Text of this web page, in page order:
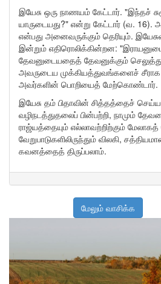
இயேசு ஒரு நாணயம் கேட்டார். "இந்தச்
யாருடையது?" என்று கேட்டார் (வ. 16).
என்பது அனைவருக்கும் தெரியும்.
இன்றும் எதிரொலிக்கின்றன:
தேவனுடையதைத் தேவனுக்கும்
அவருடைய முக்கியத்துவங்களைச் சீராக
அவர்களின் பொறியைத் மேற்கொண்டார்.
இயேசு தம் பிதாவின் சித்தத்தைச்
வழிநடத்துதலைப் பின்பற்றி, நாமும்
ராஜ்யத்தையும் எல்லாவற்றிற்கும் மேலாகத்
வேறுபாடுகளிலிருந்தும் விலகி,
கவனத்தைத் திருப்பலாம்.
மேலும் வாசிக்க